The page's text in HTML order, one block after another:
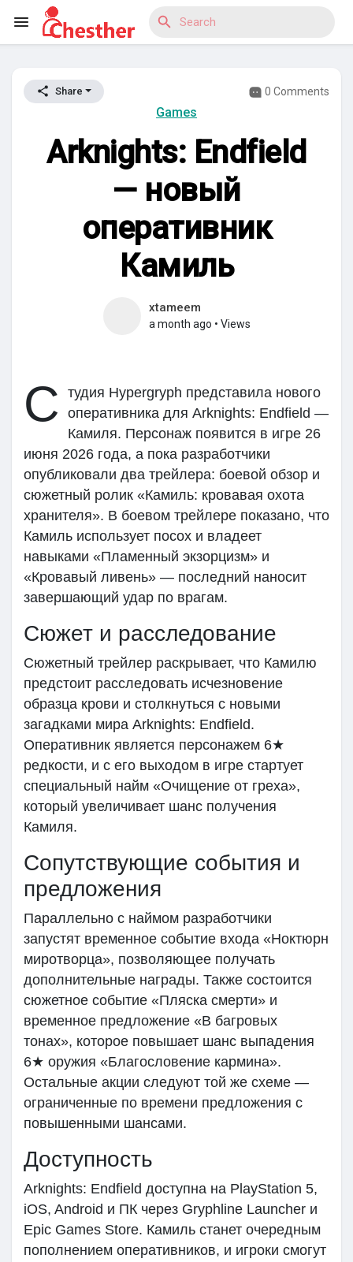
Reels
Discover Market
Discover Pages
Liked Pages
Popular Posts
Share 0 Comments
Games
Arknights: Endfield
— новый
оперативник
Камиль
xtameem
a month ago • Views
С
тудия Hypergryph представила нового
оперативника для Arknights: Endfield —
Камиля. Персонаж появится в игре 26
июня 2026 года, а пока разработчики
опубликовали два трейлера: боевой обзор и
сюжетный ролик «Камиль: кровавая охота
хранителя». В боевом трейлере показано, что
Камиль использует посох и владеет
навыками «Пламенный экзорцизм» и
«Кровавый ливень» — последний наносит
завершающий удар по врагам.
Сюжет и расследование
Сюжетный трейлер раскрывает, что Камилю
предстоит расследовать исчезновение
образца крови и столкнуться с новыми
загадками мира Arknights: Endfield.
Оперативник является персонажем 6★
редкости, и с его выходом в игре стартует
специальный найм «Очищение от греха»,
который увеличивает шанс получения
Камиля.
Сопутствующие события и
предложения
Параллельно с наймом разработчики
запустят временное событие входа «Ноктюрн
миротворца», позволяющее получать
дополнительные награды. Также состоится
сюжетное событие «Пляска смерти» и
временное предложение «В багровых
тонах», которое повышает шанс выпадения
6★ оружия «Благословение кармина».
Остальные акции следуют той же схеме —
ограниченные по времени предложения с
повышенными шансами.
Доступность
Arknights: Endfield доступна на PlayStation 5,
iOS, Android и ПК через Gryphline Launcher и
Epic Games Store. Камиль станет очередным
пополнением оперативников, и игроки смогут